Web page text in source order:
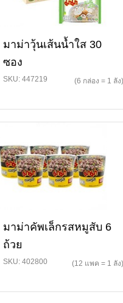
มาม่าวุ้นเส้นน้ำใส 30
ซอง
SKU: 447219 (6 กล่อง = 1 ลัง)
มาม่าคัพเล็กรสหมูสับ 6
ถ้วย
SKU: 402800 (12 แพค = 1 ลัง)